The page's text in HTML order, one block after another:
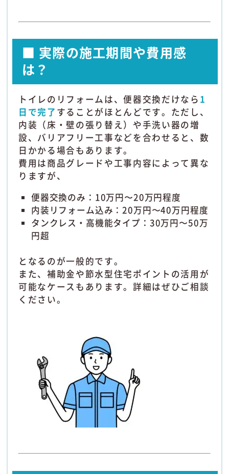
■ 実際の施工期間や費用感
は？
トイレのリフォームは、便器交換だけなら 1
日で完了 することがほとんどです。ただし、
内装（床・壁の張り替え）や手洗い器の増
設、バリアフリー工事などを合わせると、数
日かかる場合もあります。
費用は商品グレードや工事内容によって異な
りますが、
便器交換のみ：10万円〜20万円程度
内装リフォーム込み：20万円〜40万円程度
タンクレス・高機能タイプ：30万円〜50万
円超
となるのが一般的です。
また、補助金や節水型住宅ポイントの活用が
可能なケースもあります。詳細はぜひご相談
ください。